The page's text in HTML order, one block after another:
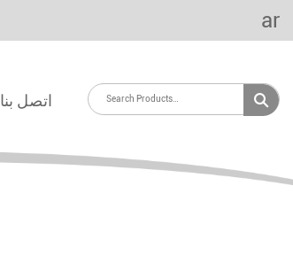
ar
اتصل بنا